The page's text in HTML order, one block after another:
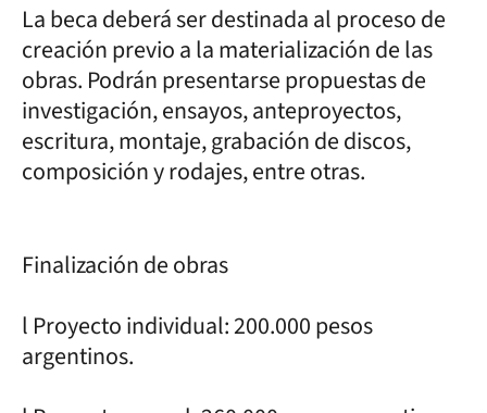
La beca deberá ser destinada al proceso de
creación previo a la materialización de las
obras. Podrán presentarse propuestas de
investigación, ensayos, anteproyectos,
escritura, montaje, grabación de discos,
composición y rodajes, entre otras.
Finalización de obras
l Proyecto individual: 200.000 pesos
argentinos.